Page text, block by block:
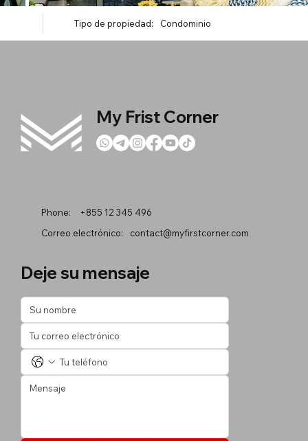
Tipo de propiedad: Condominio
My Frist Corner
Phone:
+855 12 345 496
Correo electrónico:
contact@myfirstcorner.com
Deje su mensaje